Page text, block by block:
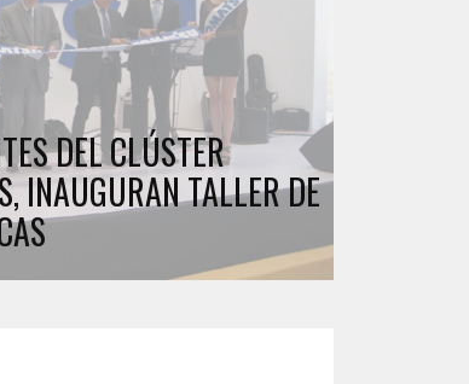
DEL CLÚSTER
INAUGURAN TALLER DE